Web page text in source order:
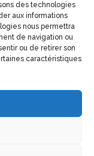
des technologies
aux informations
nous permettra
de navigation ou
ou de retirer son
caractéristiques